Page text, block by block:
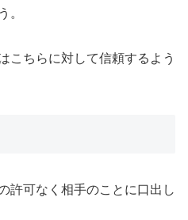
。
こちらに対して信頼するよう
許可なく相手のことに口出し